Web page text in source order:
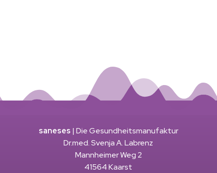
saneses | Die Gesundheitsmanufaktur
Dr.med. Svenja A. Labrenz
Mannheimer Weg 2
41564 Kaarst